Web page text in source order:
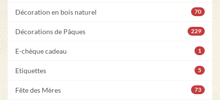
Décoration en bois naturel 70
Décorations de Pâques 229
E-chèque cadeau 1
Etiquettes 5
Fête des Mères 73